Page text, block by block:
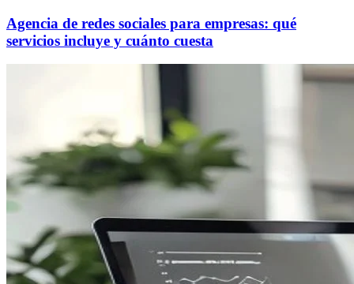
Agencia de redes sociales para empresas: qué
servicios incluye y cuánto cuesta